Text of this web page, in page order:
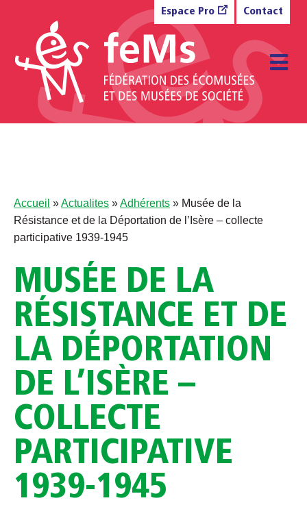
Espace Pro Contact
Accueil »Actualites »Adhérents » Musée de la
Résistance et de la Déportation de l’Isère – collecte
participative 1939-1945
MUSÉE DE LA
RÉSISTANCE ET DE
LA DÉPORTATION
DE L’ISÈRE –
COLLECTE
PARTICIPATIVE
1939-1945